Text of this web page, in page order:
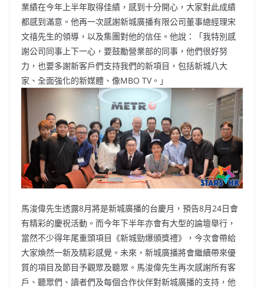
業績在今年上半年取得佳績，感到十分開心，大家對此成績
都感到滿意。他再一次感謝新城廣播有限公司董事總經理宋
文禧先生的領導，以及集團對他的信任。他說：「我特別感
謝公司同事上下一心，要鼓勵營業部的同事，他們很好努
力，也要多謝新客戶們支持我們的新項目，包括新城八大
家、全面強化的新媒體、像MBO TV。」
馬浚偉先生透露8月將是新城廣播的台慶月，預告8月24日會
有精彩的慶祝活動。而今年下半年亦會有大型的論壇舉行，
當然不少得年尾重頭項目《新城勁爆頒獎禮》，今次會帶給
大家煥然一新及精彩感覺。未來，新城廣播將會繼續帶來優
質的項目及節目予觀眾及聽眾。馬浚偉先生再次感謝所有客
戶、聽眾們、讀者們及每個合作伙伴對新城廣播的支持，他